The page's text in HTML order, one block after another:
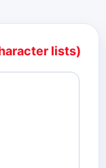
lists)